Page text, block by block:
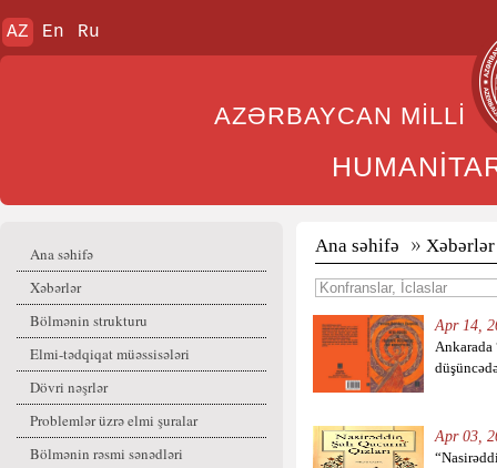
AZ En Ru
AZƏRBAYCAN
Ana səhifə
Xəbərlər
Bölmənin strukturu
Elmi-tədqiqat müəssisələri
Dövri nəşrlər
Problemlər üzrə elmi şuralar
Bölmənin rəsmi sənədləri
Ana səhifə Xəbərlər
Apr 14,
Apr 03,